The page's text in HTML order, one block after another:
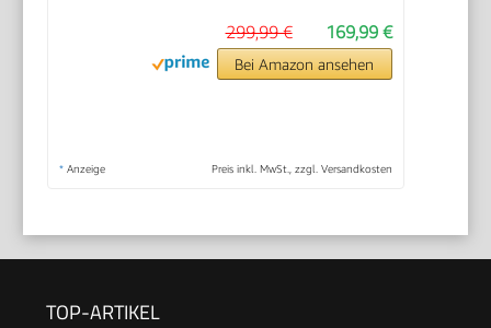
169,99 €
299,99 €
Bei Amazon ansehen
* Anzeige Preis inkl. MwSt., zzgl. Versandkosten
TOP-ARTIKEL